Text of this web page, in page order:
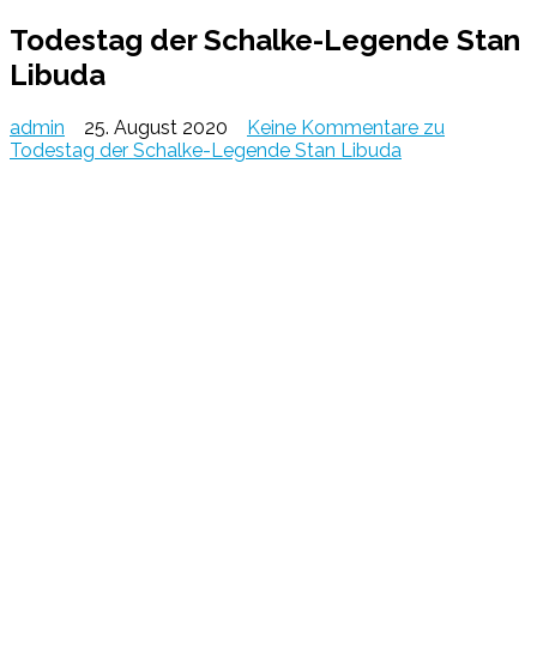
Todestag der Schalke-Legende Stan
Libuda
admin 25. August 2020 Keine Kommentare zu
Todestag der Schalke-Legende Stan Libuda